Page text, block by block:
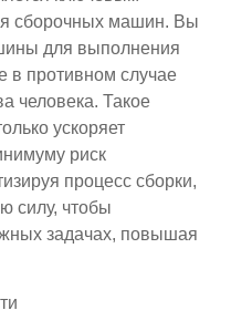
сборочных машин. Вы
для выполнения
в противном случае
человека. Такое
ускоряет
риск
процесс сборки,
силу, чтобы
задачах, повышая